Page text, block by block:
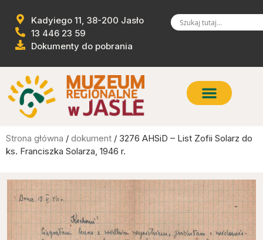
Kadyiego 11, 38-200 Jasło
13 446 23 59
Dokumenty do pobrania
Strona główna / dokument / 3276 AHSiD – List Zofii Solarz do
ks. Franciszka Solarza, 1946 r.